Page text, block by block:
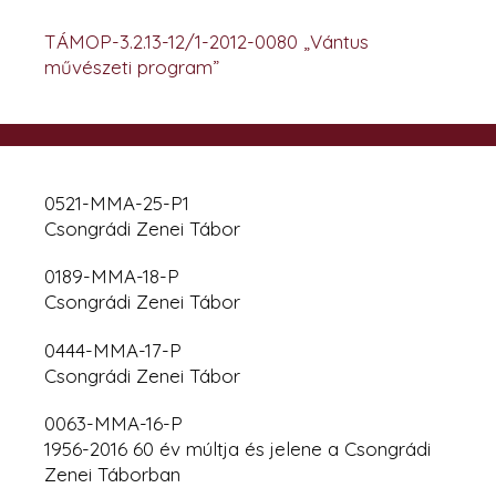
TÁMOP-3.2.13-12/1-2012-0080 „Vántus
művészeti program”
0521-MMA-25-P1
Csongrádi Zenei Tábor
0189-MMA-18-P
Csongrádi Zenei Tábor
0444-MMA-17-P
Csongrádi Zenei Tábor
0063-MMA-16-P
1956-2016 60 év múltja és jelene a Csongrádi
Zenei Táborban